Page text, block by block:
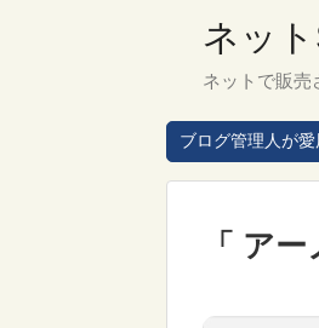
ネッ
ネットで販売
ブログ管理人が
「 ア